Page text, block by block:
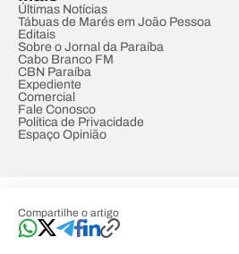
Compartilhe o artigo
Últimas Notícias
Tábuas de Marés em João Pessoa
Editais
Sobre o Jornal da Paraíba
Cabo Branco FM
CBN Paraíba
Expediente
Comercial
Fale Conosco
Política de Privacidade
Espaço Opinião
Developed by Designed by